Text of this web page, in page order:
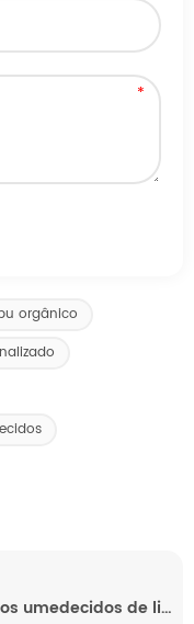
orgânico
AMOSTRA GRATUITA de lenços umedecidos de limpeza macia não tecida por atacado